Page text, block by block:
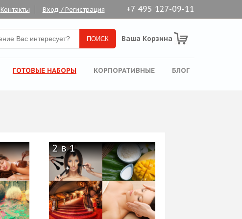
Контакты Вход / Регистрация +7 495 127-09-11
Ваша Корзина
ГОТОВЫЕ НАБОРЫ КОРПОРАТИВНЫЕ БЛОГ
2 в 1